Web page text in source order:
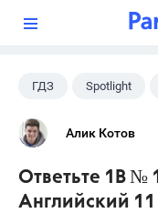
ГДЗ Spotlight
11 класс
Алик Котов
Ответьте 1B
Английский